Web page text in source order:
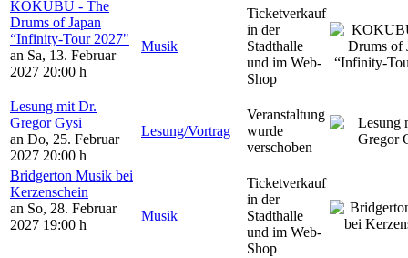
KOKUBU - The
Drums of Japan
“Infinity-Tour 2027"
an Sa, 13. Februar
2027 20:00 h
Musik
Ticketverkauf
in der
Stadthalle
und im Web-
Shop
Lesung mit Dr.
Gregor Gysi
an Do, 25. Februar
2027 20:00 h
Lesung/Vortrag
Veranstaltung
wurde
verschoben
Bridgerton Musik bei
Kerzenschein
an So, 28. Februar
2027 19:00 h
Musik
Ticketverkauf
in der
Stadthalle
und im Web-
Shop